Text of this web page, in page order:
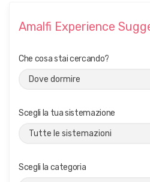
Amalfi Experience
Che cosa stai cercando?
Scegli la tua sistemazione
Scegli la categoria